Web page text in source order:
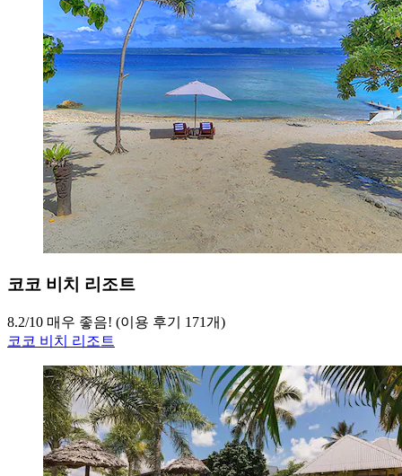
코코 비치 리조트
8.2/10 매우 좋음! (이용 후기 171개)
코코 비치 리조트